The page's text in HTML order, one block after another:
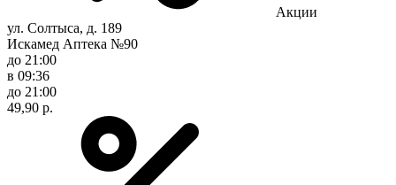
Акции
ул. Солтыса, д. 189
Искамед Аптека №90
до 21:00
в 09:36
до 21:00
49,90 р.